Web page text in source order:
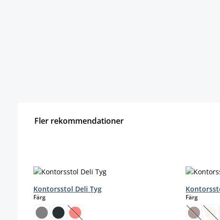
Fler rekommendationer
Kontorsstol Deli Tyg
Färgselect
(Det här alternativet är för närvarande inte
Färgselect
(Det